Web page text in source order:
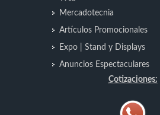
Mercadotecnia
Artículos Promocionales
Expo | Stand y Displays
Anuncios Espectaculares
Cotizaciones: